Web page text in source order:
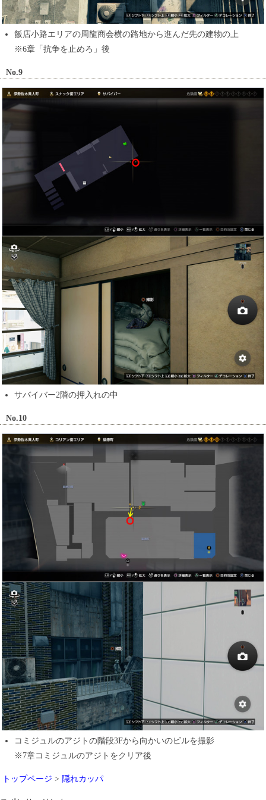
飯店小路エリアの周龍商会横の路地から進んだ先の建物の上
※6章「抗争を止めろ」後
No.9
サバイバー2階の押入れの中
No.10
コミジュルのアジトの階段3Fから向かいのビルを撮影
※7章コミジュルのアジトをクリア後
トップページ > 隠れカッパ